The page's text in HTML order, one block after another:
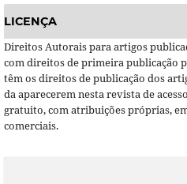
LICENÇA
Direitos Autorais para artigos
com direitos de primeira publicação
têm os direitos de publicação dos
da aparecerem nesta revista de
gratuito, com atribuições próprias,
comerciais.